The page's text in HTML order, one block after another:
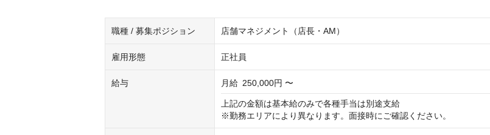
職種 / 募集ポジション 店舗マネジメント（店長・AM）
雇用形態 正社員
給与 月給 250,000円 〜
上記の金額は基本給のみで各種手当は別途支給
※勤務エリアにより異なります。面接時にご確認ください。